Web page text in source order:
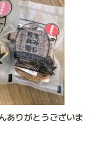
ありがとうございま